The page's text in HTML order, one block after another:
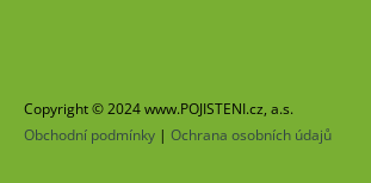
Copyright © 2024 www.POJISTENI.cz, a.s.
Obchodní podmínky | Ochrana osobních údajů